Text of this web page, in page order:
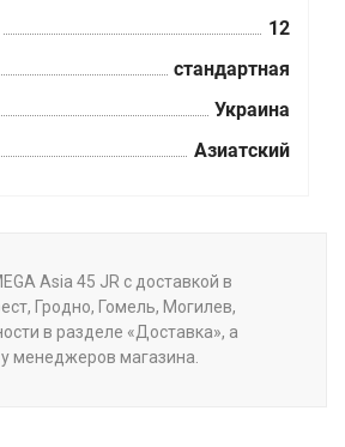
12
стандартная
Украина
Азиатский
Asia 45 JR с доставкой в
Гродно, Гомель, Могилев,
в разделе «Доставка», а
менеджеров магазина.